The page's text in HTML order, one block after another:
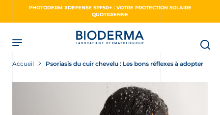
PHOTODERM XDEFENSE SPF50+ : VOTRE PROTECTION SOLAIRE
QUOTIDIENNE
Accueil Psoriasis du cuir chevelu : Les bons réflexes à adopter